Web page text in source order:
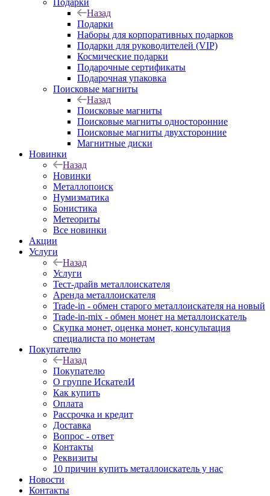
Подарки
Назад
Подарки
Наборы для корпоративных подарков
Подарки для руководителей (VIP)
Космические подарки
Подарочные сертификаты
Подарочная упаковка
Поисковые магниты
Назад
Поисковые магниты
Поисковые магниты односторонние
Поисковые магниты двухсторонние
Магнитные диски
Новинки
Назад
Новинки
Металлопоиск
Нумизматика
Бонистика
Метеориты
Все новинки
Акции
Услуги
Назад
Услуги
Тест-драйв металлоискателя
Аренда металлоискателя
Trade-in - обмен старого металлоискателя на новый
Trade-in-mix - обмен монет на металлоискатель
Скупка монет, оценка монет, консультация
специалиста по монетам
Покупателю
Назад
Покупателю
О группе ИскателИ
Как купить
Оплата
Рассрочка и кредит
Доставка
Вопрос - ответ
Контакты
Реквизиты
10 причин купить металлоискатель у нас
Новости
Контакты